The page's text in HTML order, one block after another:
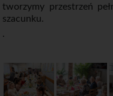
tworzymy przestrzeń
szacunku.
.